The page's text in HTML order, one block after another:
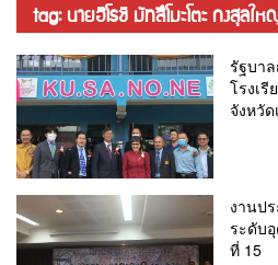
tag: นายฮิโรชิ มัทสึโมะโตะ กงสุล
รัฐบา
โรงเ
จังหวัด
งานป
ระดับ
ที่ 15